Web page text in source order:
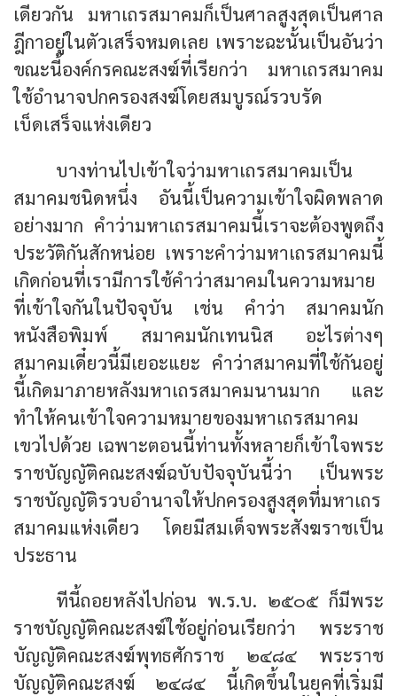
เดียวกัน มหาเถรสมาคมก็เป็นศาลสูงสุดเป็นศาล
ฎีกาอยู่ในตัวเสร็จหมดเลย เพราะฉะนั้นเป็นอันว่า
ขณะนี้องค์กรคณะสงฆ์ที่เรียกว่า มหาเถรสมาคม
ใช้อำนาจปกครองสงฆ์โดยสมบูรณ์รวบรัด
เบ็ดเสร็จแห่งเดียว
บางท่านไปเข้าใจว่ามหาเถรสมาคมเป็น
สมาคมชนิดหนึ่ง อันนี้เป็นความเข้าใจผิดพลาด
อย่างมาก คำว่ามหาเถรสมาคมนี้เราจะต้องพูดถึง
ประวัติกันสักหน่อย เพราะคำว่ามหาเถรสมาคมนี้
เกิดก่อนที่เรามีการใช้คำว่าสมาคมในความหมาย
ที่เข้าใจกันในปัจจุบัน เช่น คำว่า สมาคมนัก
หนังสือพิมพ์ สมาคมนักเทนนิส อะไรต่างๆ
สมาคมเดี๋ยวนี้มีเยอะแยะ คำว่าสมาคมที่ใช้กันอยู่
นี้เกิดมาภายหลังมหาเถรสมาคมนานมาก และ
ทำให้คนเข้าใจความหมายของมหาเถรสมาคม
เขวไปด้วย เฉพาะตอนนี้ท่านทั้งหลายก็เข้าใจพระ
ราชบัญญัติคณะสงฆ์ฉบับปัจจุบันนี้ว่า เป็นพระ
ราชบัญญัติรวบอำนาจให้ปกครองสูงสุดที่มหาเถร
สมาคมแห่งเดียว โดยมีสมเด็จพระสังฆราชเป็น
ประธาน
ทีนี้ถอยหลังไปก่อน พ.ร.บ. ๒๕๐๕ ก็มีพระ
ราชบัญญัติคณะสงฆ์ใช้อยู่ก่อนเรียกว่า พระราช
บัญญัติคณะสงฆ์พุทธศักราช ๒๔๘๔ พระราช
บัญญัติคณะสงฆ์ ๒๔๘๔ นี้เกิดขึ้นในยุคที่เริ่มมี